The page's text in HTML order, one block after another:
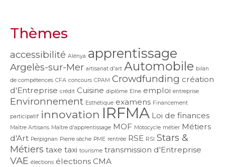
Thèmes
accessibilité Alénya apprentissage
Argelès-sur-Mer artisanat d'art Automobile bilan
de compétences CFA concours CPAM Crowdfunding création
d'Entreprise crédit Cuisine diplôme Elne emploi entreprise
Environnement Esthétique examens Financement
participatif innovation IRFMA Loi de finances
Maître Artisans Maître d'apprentissage MOF Motocycle métier Métiers
d'Art Perpignan Pierre sèche PME rentrée RSE RSI Stars &
Métiers taxe taxi tourisme transmission d'Entreprise
VAE élections élections CMA